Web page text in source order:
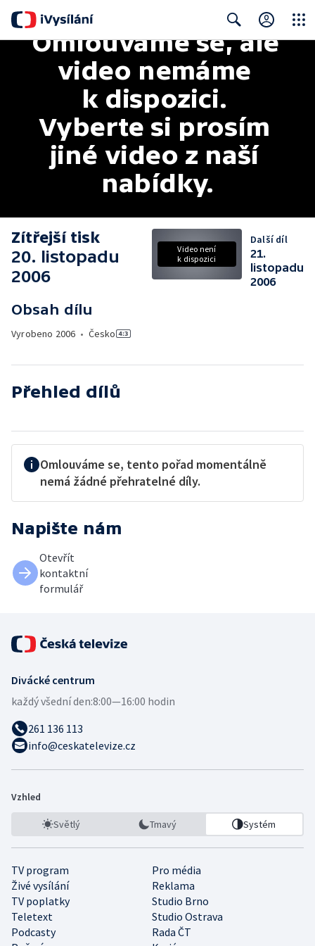
Search
Omlouváme se, ale
video nemáme
k dispozici.
Vyberte si prosím
jiné video z naší
nabídky.
Zítřejší tisk
20. listopadu
2006
Obsah dílu
Vyrobeno 2006 • Česko
Video není
k dispozici
Další díl
21.
listopadu
2006
Přehled dílů
Omlouváme se, tento pořad momentálně
nemá žádné přehratelné díly.
Napište nám
Otevřít
kontaktní
formulář
Divácké centrum
každý všední den:8:00—16:00 hodin
261 136 113
info@ceskatelevize.cz
Vzhled
Světlý Tmavý Systém
TV program
Pro média
Živé vysílání
Reklama
TV poplatky
Studio Brno
Teletext
Studio Ostrava
Podcasty
Rada ČT